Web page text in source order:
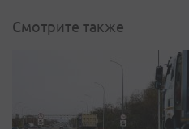
Смотрите также